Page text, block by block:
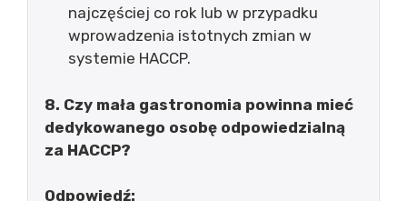
najczęściej co rok lub w przypadku
wprowadzenia istotnych zmian w
systemie HACCP.
8. Czy mała gastronomia powinna mieć
dedykowanego osobę odpowiedzialną
za HACCP?
Odpowiedź: